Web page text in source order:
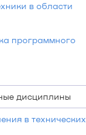
в области
программного
дисциплины
в технических